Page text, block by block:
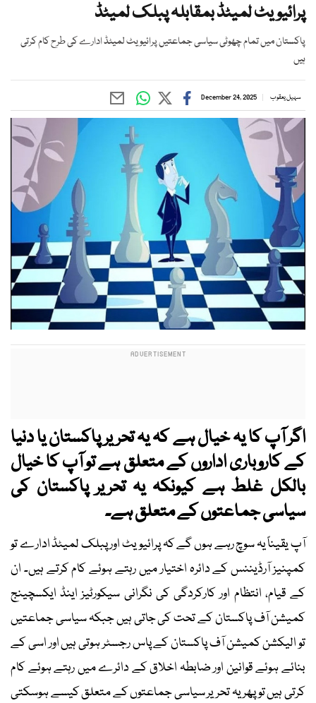
پرائیویٹ لمیٹڈ بمقابلہ پبلک لمیٹڈ
پاکستان میں تمام چھوٹی سیاسی جماعتیں پرائیویٹ لمیٹڈ ادارے کی طرح کام کرتی
ہیں
سہیل یعقوب December 24, 2025
اگر آپ کا یہ خیال ہے کہ یہ تحریر پاکستان یا دنیا
کے کاروباری اداروں کے متعلق ہے تو آپ کا خیال
بالکل غلط ہے کیونکہ یہ تحریر پاکستان کی
سیاسی جماعتوں کے متعلق ہے۔
آپ یقیناً یہ سوچ رہے ہوں گے کہ پرائیویٹ اور پبلک لمیٹڈ ادارے تو
کمپنیز آرڈیننس کے دائرہ اختیار میں رہتے ہوئے کام کرتے ہیں۔ ان
کے قیام، انتظام اور کارکردگی کی نگرانی سیکورٹیز اینڈ ایکسچینج
کمیشن آف پاکستان کے تحت کی جاتی ہیں جبکہ سیاسی جماعتیں
تو الیکشن کمیشن آف پاکستان کے پاس رجسٹر ہوتی ہیں اور اسی کے
بنائے ہوئے قوانین اور ضابطہ اخلاق کے دائرے میں رہتے ہوئے کام
کرتی ہیں تو پھر یہ تحریر سیاسی جماعتوں کے متعلق کیسے ہوسکتی